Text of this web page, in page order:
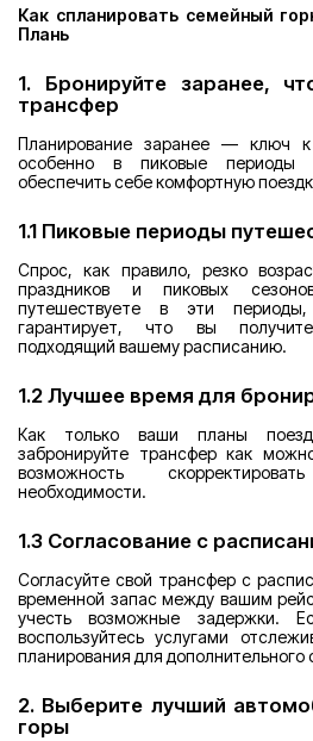
Как спланировать семейный
Плань
1. Бронируйте заранее,
трансфер
Планирование заранее — ключ
особенно в пиковые периоды
обеспечить себе комфортную
1.1 Пиковые периоды
Спрос, как правило, резко
праздников и пиковых
путешествуете в эти
гарантирует, что вы
подходящий вашему расписанию.
1.2 Лучшее время для
Как только ваши планы
забронируйте трансфер как
возможность
необходимости.
1.3 Согласование с
Согласуйте свой трансфер с
временной запас между вашим
учесть возможные задержки.
воспользуйтесь услугами
планирования для дополнительного
2. Выберите лучший
горы